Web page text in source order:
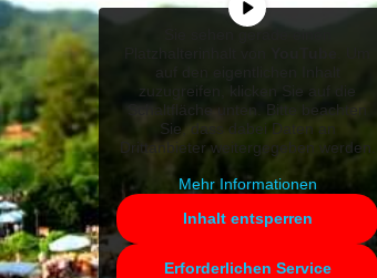
zuzugreifen, klicken Sie auf die
Schaltfläche unten. Bitte beachten
Sie, dass dabei Daten an
Drittanbieter weitergegeben werden.
Mehr Informationen
Inhalt entsperren
Erforderlichen Service